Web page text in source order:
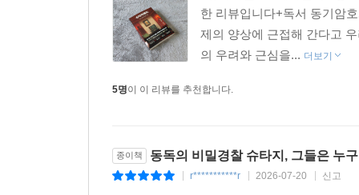
우리가 마주하게 될 미래이기도 하다. 애나 펀
속에서 개인이 어떻게 자신의 존엄을 지켜낼 수
마주하는 순간, 우리는 비로소 자유의 진짜 무게를
한 리뷰입니다+독서 동기암
제의 양상에 근접해 간다고
의 우려와 근심을... 더보기
5명이 이 리뷰를 추천합니다.
종이책 동독의 비밀경찰 슈타지, 그들은 누
r***********r 2026-07-20 신고